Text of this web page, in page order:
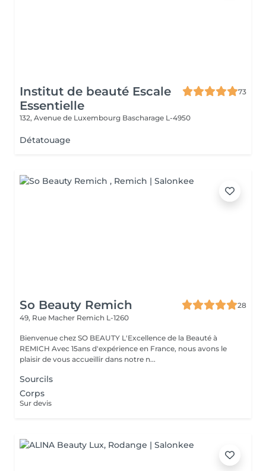
Institut de beauté Escale
Essentielle
73
132, Avenue de Luxembourg Bascharage L-4950
Détatouage
So Beauty Remich
28
49, Rue Macher Remich L-1260
Bienvenue chez SO BEAUTY L'Excellence de la Beauté à
REMICH Avec 15ans d'expérience en France, nous avons le
plaisir de vous accueillir dans notre n...
Sourcils
Corps
Sur devis